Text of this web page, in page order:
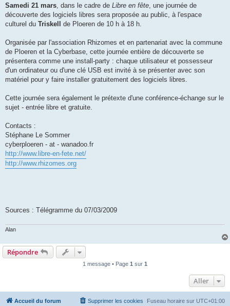
s
a
g
Samedi 21 mars, dans le cadre de Libre en fête, une journée de
découverte des logiciels libres sera proposée au public, à l'espace
culturel du Triskell de Ploeren de 10 h à 18 h.
Organisée par l'association Rhizomes et en partenariat avec la commune
de Ploeren et la Cyberbase, cette journée entière de découverte se
présentera comme une install-party : chaque utilisateur et possesseur
d'un ordinateur ou d'une clé USB est invité à se présenter avec son
matériel pour y faire installer gratuitement des logiciels libres.
Cette journée sera également le prétexte d'une conférence-échange sur le
sujet - entrée libre et gratuite.
Contacts :
Stéphane Le Sommer
cyberploeren - at - wanadoo.fr
http://www.libre-en-fete.net/
http://www.rhizomes.org
Sources : Télégramme du 07/03/2009
Alan
Répondre
1 message • Page 1 sur 1
Aller
Accueil du forum Fuseau horaire sur UTC+01:00
Supprimer les cookies